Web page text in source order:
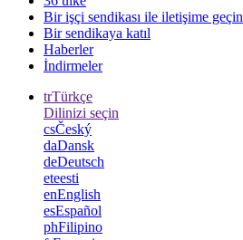
Bir işçi sendikası ile iletişime geçin
Bir sendikaya katıl
Haberler
İndirmeler
trTürkçe
Dilinizi seçin
csČeský
daDansk
deDeutsch
eteesti
enEnglish
esEspañol
phFilipino